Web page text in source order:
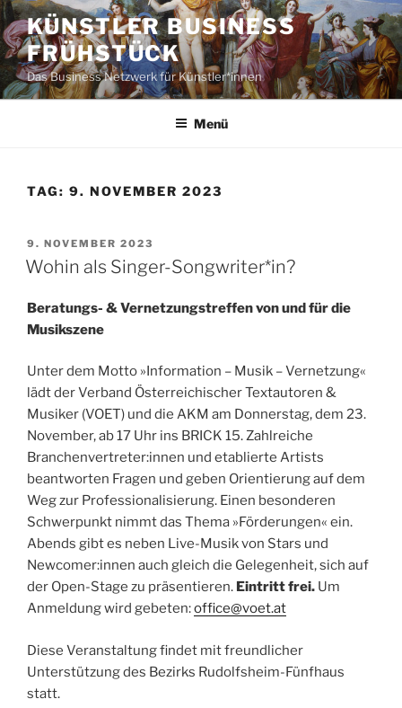
Zum
Inhalt
springen
KÜNSTLER BUSINESS
FRÜHSTÜCK
Das Business Netzwerk für Künstler*innen
Menü
TAG: 9. NOVEMBER 2023
VERÖFFENTLICHT
AM
9. NOVEMBER 2023
Wohin als Singer-Songwriter*in?
Beratungs- & Vernetzungstreffen von und für die
Musikszene
Unter dem Motto »Information – Musik – Vernetzung«
lädt der Verband Österreichischer Textautoren &
Musiker (VOET) und die AKM am Donnerstag, dem 23.
November, ab 17 Uhr ins BRICK 15. Zahlreiche
Branchenvertreter:innen und etablierte Artists
beantworten Fragen und geben Orientierung auf dem
Weg zur Professionalisierung. Einen besonderen
Schwerpunkt nimmt das Thema »Förderungen« ein.
Abends gibt es neben Live-Musik von Stars und
Newcomer:innen auch gleich die Gelegenheit, sich auf
der Open-Stage zu präsentieren. Eintritt frei. Um
Anmeldung wird gebeten:office@voet.at
Diese Veranstaltung findet mit freundlicher
Unterstützung des Bezirks Rudolfsheim-Fünfhaus
statt.